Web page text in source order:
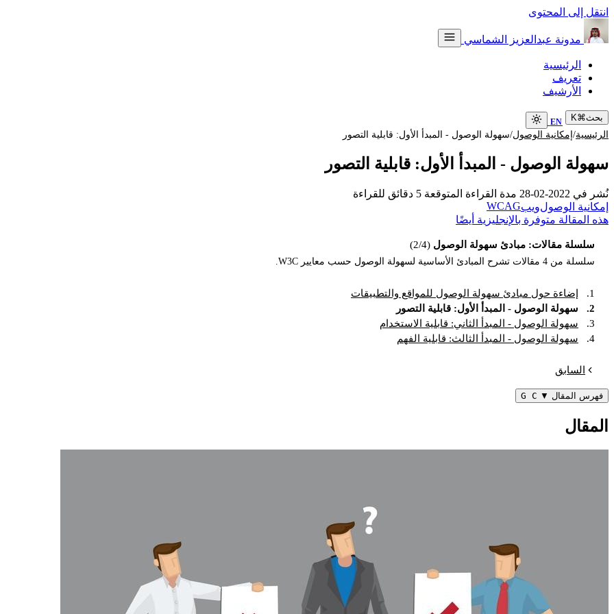
انتقل إلى المحتوى
مدونة عبدالعزيز الشماسي
الرئيسية
تعريف
الأرشيف
بحث⌘
K
EN
الرئيسية/ إمكانية الوصول/سهولة الوصول - المبدأ الأول: قابلية التصور
سهولة الوصول - المبدأ الأول: قابلية التصور
نُشر في مدة القراءة المتوقعة 5 دقائق للقراءة
إمكانية الوصولويبWCAG
هذه المقالة متوفرة بالإنجليزية أيضًا
سلسلة مقالات: مبادئ سهولة الوصول (2/4)
سلسلة من 4 مقالات تشرح المبادئ الأساسية لسهولة الوصول حسب معايير W3C.
1.
إضاءة حول مبادئ سهولة الوصول للمواقع والتطبيقات
2.
سهولة الوصول - المبدأ الأول: قابلية التصور
3.
سهولة الوصول - المبدأ الثاني: قابلية الاستخدام
4.
سهولة الوصول - المبدأ الثالث: قابلية الفهم
السابق
فهرس المقال ▼
G C
المقال